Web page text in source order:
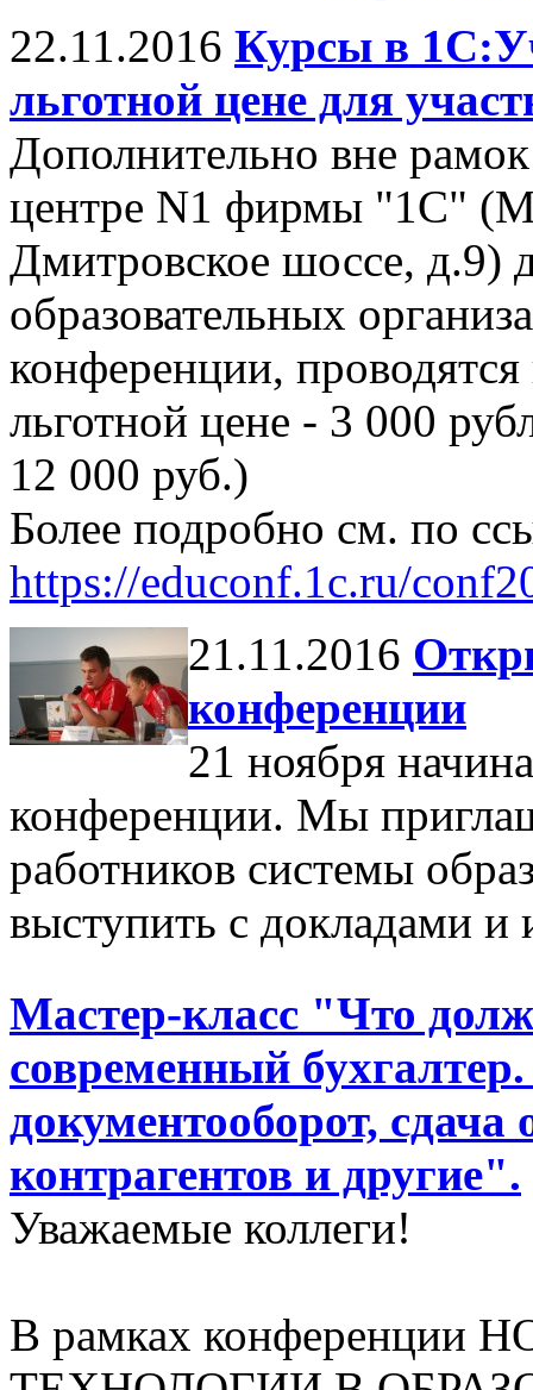
22.11.2016 Курсы в
льготной цене для
Дополнительно вне
центре N1 фирмы "1С"
Дмитровское шоссе, д.9)
образовательных
конференции,
льготной цене - 3 000
12 000 руб.)
Более подробно см. по
https://educonf.1c.ru/
21.11.2016
конференции
21 ноября
конференции. Мы
работников системы
выступить с докладами и
Мастер-класс "Что
современный
документооборот, сдача
контрагентов и другие".
Уважаемые коллеги!
В рамках